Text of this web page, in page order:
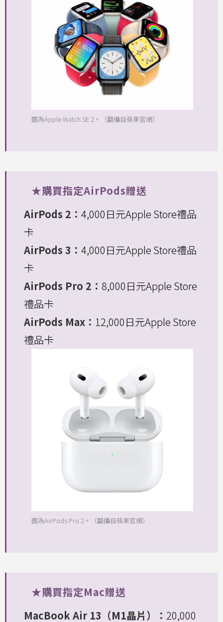
圖為Apple Watch SE 2。（翻攝自蘋果官網）
★購買指定AirPods贈送
AirPods 2： 4,000日元Apple Store禮品
卡
AirPods 3： 4,000日元Apple Store禮品
卡
AirPods Pro 2： 8,000日元Apple Store
禮品卡
AirPods Max： 12,000日元Apple Store
禮品卡
圖為AirPods Pro 2。（翻攝自蘋果官網）
★購買指定Mac贈送
MacBook Air 13（M1晶片）： 20,000